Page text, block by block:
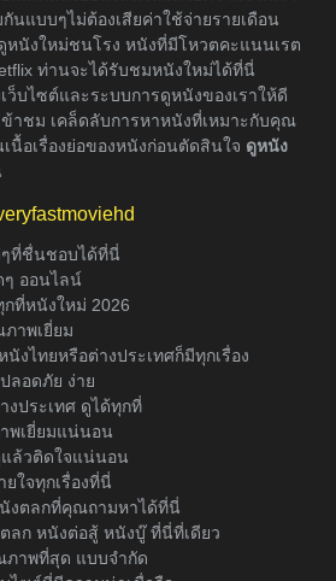
นแบบๆไม่ต้องเสียค่าใช้จ่ายรายเดือน
นังใหม่ชนโรง หนังที่มีโหวตคะแนนเรต
ท่านจะได้รับชมหนังใหม่ได้ที่นี่
ว็บไซต์และระบบการดูหนังของเราให้ดี
ข้าชม เคล็ดลับการหาหนังที่เหมาะกับคุณ
นื้อเรื่องย่อของหนังก่อนตัดสินใจ ดูหนัง
ที่ชื่นชอบได้ที่นี่
ออนไลน์
ที่หนังใหม่ 2026
าพเยี่ยม
งไทยหรือต่างประเทศก็มีทุกเรื่อง
ลอดภัย ง่าย
ประเทศ ดูได้ทุกที่
พเยี่ยมแน่นอน
ล้วติดใจแน่นอน
ใจทุกเรื่องที่นี่
งตลกที่คุณถามหาได้ที่นี่
ลก หนังต่อสู้ หนังบู๊ ที่นี่ที่เดียว
ภาพที่สุด แบบจำกัด